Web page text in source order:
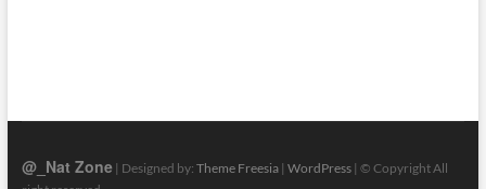
@_Nat Zone| Designed by: Theme Freesia| WordPress| © Copyright All